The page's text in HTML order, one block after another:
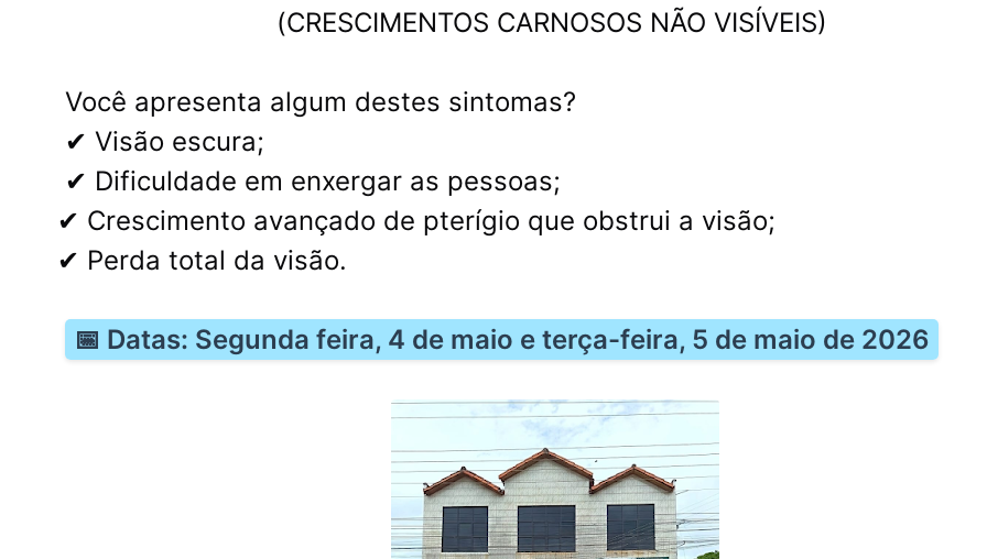
(CRESCIMENTOS CARNOSOS NÃO VISÍVEIS)
Você apresenta algum destes sintomas?
✔ Visão escura;
✔ Dificuldade em enxergar as pessoas;
✔ Crescimento avançado de pterígio que obstrui a visão;
✔ Perda total da visão.
📅 Datas: Segunda feira, 4 de maio e terça-feira, 5 de maio de 2026